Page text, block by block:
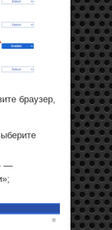
браузер,
—